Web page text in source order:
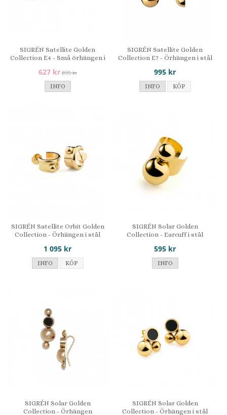
SIGRÉN Satellite Golden
Collection E4 - Små örhängen i
stål
627 kr 895 kr
INFO
SIGRÉN Satellite Golden
Collection E7 - Örhängen i stål
995 kr
INFO KÖP
SIGRÉN Satellite Orbit Golden
Collection - Örhängen i stål
1 095 kr
INFO KÖP
SIGRÉN Solar Golden
Collection - Earcuff i stål
595 kr
INFO
SIGRÉN Solar Golden
Collection - Örhängen
SIGRÉN Solar Golden
Collection - Örhängen i stål